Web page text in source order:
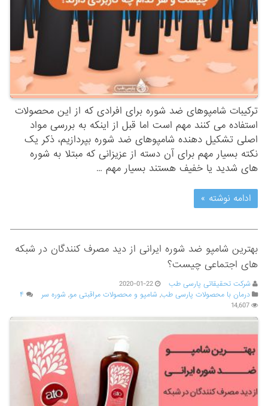
ترکیبات شامپوهای ضد شوره برای افرادی که از این محصولات
استفاده می کنند مهم است اما قبل از اینکه به بررسی مواد
اصلی تشکیل دهنده شامپوهای ضد شوره بپردازیم، ذکر یک
نکته بسیار مهم برای آن دسته از عزیزانی که مبتلا به شوره
های شدید یا خفیف هستند بسیار مهم …
ادامه نوشته »
بهترین شامپو ضد شوره ایرانی از دید مصرف کنندگان در شبکه
های اجتماعی چیست؟
شرکت تحقیقاتی پارسی طب
2020-01-22
درمان با محصولات پارسی طب,شامپو و محصولات مراقبتی مو,شوره سر
۴
14,607